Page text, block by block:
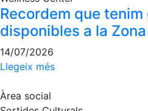
equips
Llegendes
Jugadors
professionals
Campionat
Recordem que
disponibles a la
14/07/2026
Llegeix més
Àrea social